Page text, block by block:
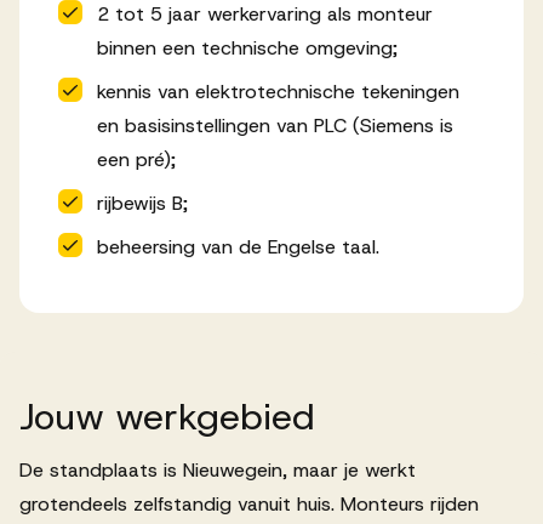
2 tot 5 jaar werkervaring als monteur
binnen een technische omgeving;
kennis van elektrotechnische tekeningen
en basisinstellingen van PLC (Siemens is
een pré);
rijbewijs B;
beheersing van de Engelse taal.
Jouw werkgebied
De standplaats is Nieuwegein, maar je werkt
grotendeels zelfstandig vanuit huis. Monteurs rijden